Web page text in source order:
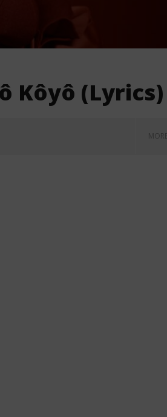
Kôyô (Lyrics)
MORE